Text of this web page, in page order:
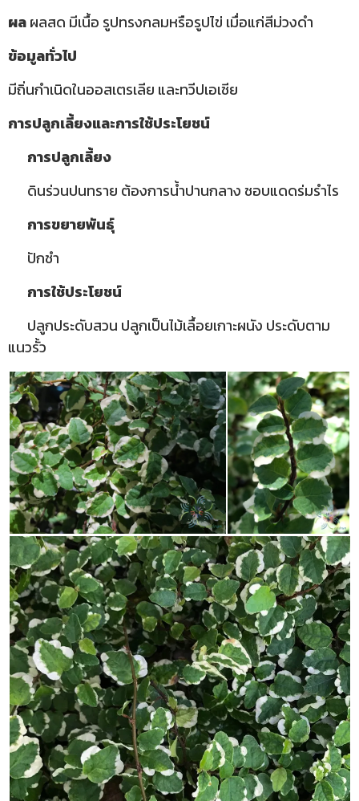
ผลผลสด มีเนื้อ รูปทรงกลมหรือรูปไข่ เมื่อแก่สีม่วงดำ
ข้อมูลทั่วไป
มีถิ่นกำเนิดในออสเตรเลีย และทวีปเอเชีย
การปลูกเลี้ยงและการใช้ประโยชน์
การปลูกเลี้ยง
ดินร่วนปนทราย ต้องการน้ำปานกลาง ชอบแดดร่มรำไร
การขยายพันธุ์
ปักชำ
การใช้ประโยชน์
ปลูกประดับสวน ปลูกเป็นไม้เลื้อยเกาะผนัง ประดับตาม
แนวรั้ว